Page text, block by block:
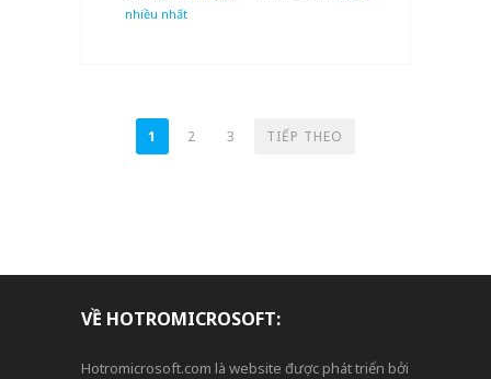
nhiều nhất
PHÂN
1 2 3 TIẾP THEO
VỀ HOTROMICROSOFT:
Hotromicrosoft.com là website được phát triển bởi